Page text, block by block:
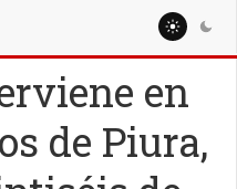
en
de Piura,